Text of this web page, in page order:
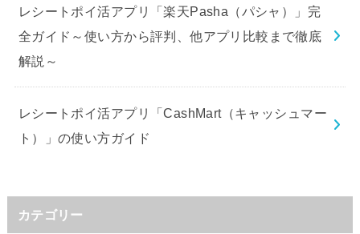
レシートポイ活アプリ「楽天Pasha（パシャ）」完
全ガイド～使い方から評判、他アプリ比較まで徹底
解説～
レシートポイ活アプリ「CashMart（キャッシュマー
ト）」の使い方ガイド
カテゴリー